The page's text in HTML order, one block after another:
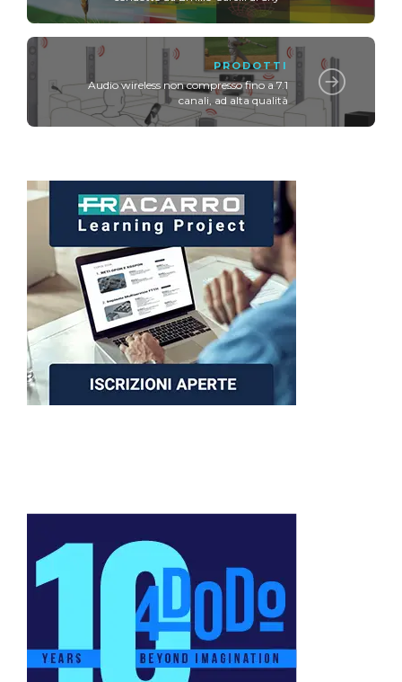
PRODOTTI
Audio wireless non compresso fino a 7.1
canali, ad alta qualità